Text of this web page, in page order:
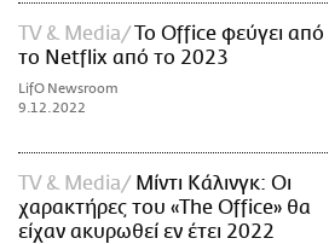
TV & Media
To Office φεύγει από
το Netflix από το 2023
LifO Newsroom
9.12.2022
TV & Media
Μίντι Κάλινγκ: Οι
χαρακτήρες του «The Office» θα
είχαν ακυρωθεί εν έτει 2022